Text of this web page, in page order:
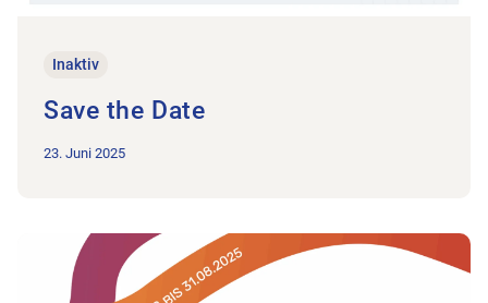
Inaktiv
Save the Date
23. Juni 2025
Zum Beitrag Tongue Time 2026